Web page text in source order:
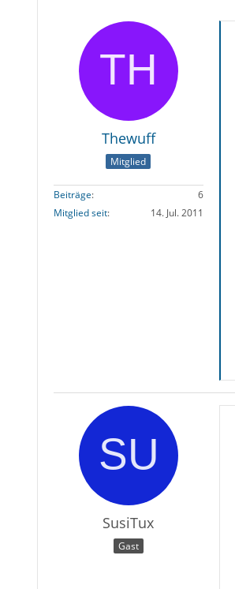
Thewuff
Mitglied
Beiträge
6
Mitglied seit
14. Jul. 2011
SusiTux
Gast